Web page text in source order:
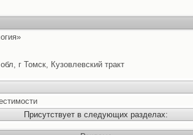
г Томск, Кузовлевский тракт
Присутствует в следующих разделах: